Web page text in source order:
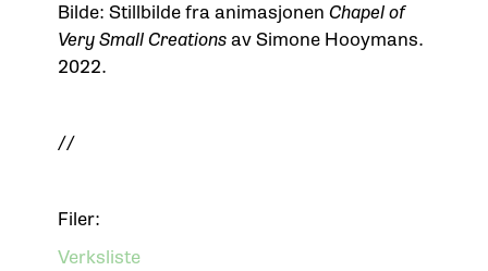
Bilde: Stillbilde fra animasjonen Chapel of
Very Small Creationsav Simone Hooymans.
2022.
//
Filer:
Verksliste